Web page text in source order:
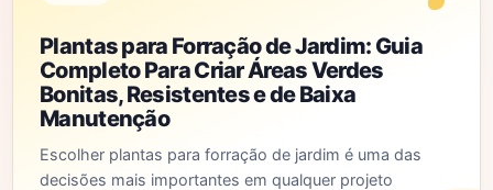
Plantas para Forração de Jardim: Guia
Completo Para Criar Áreas Verdes
Bonitas, Resistentes e de Baixa
Manutenção
Escolher plantas para forração de jardim é uma das
decisões mais importantes em qualquer projeto